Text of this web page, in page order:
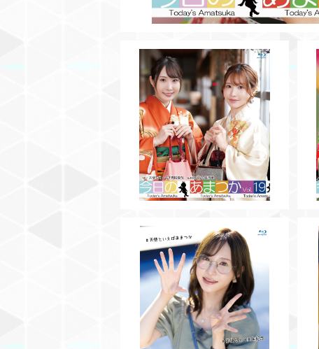
【BD】今日のあまつかVol.19
¥3,500
【BD】今日のあまつかVol.16
¥3,500
SOLD OUT